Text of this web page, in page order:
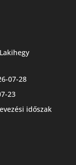
07-28
23
időszak